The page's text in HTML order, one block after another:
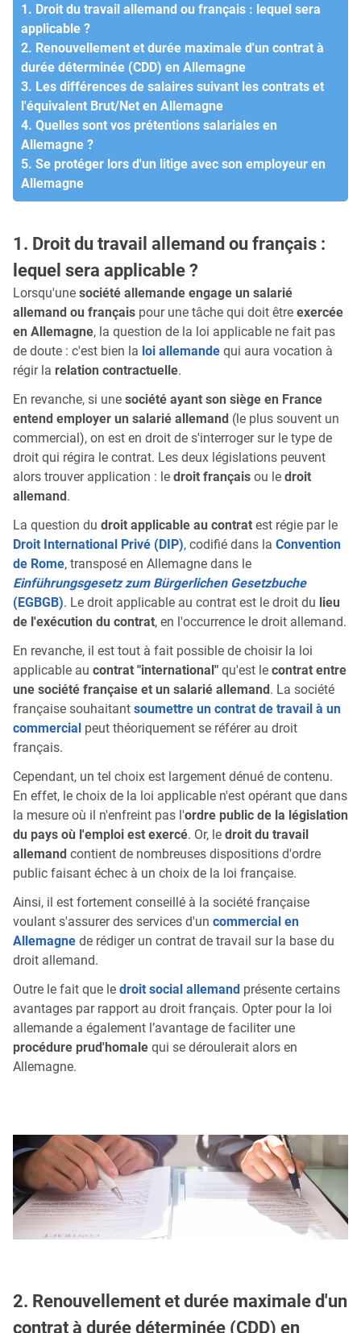
1. Droit du travail allemand ou français : lequel sera
applicable ?
2. Renouvellement et durée maximale d'un contrat à
durée déterminée (CDD) en Allemagne
3. Les différences de salaires suivant les contrats et
l'équivalent Brut/Net en Allemagne
4. Quelles sont vos prétentions salariales en
Allemagne ?
5. Se protéger lors d'un litige avec son employeur en
Allemagne
1. Droit du travail allemand ou français :
lequel sera applicable ?
Lorsqu'une société allemande engage un salarié
allemand ou français pour une tâche qui doit être exercée
en Allemagne, la question de la loi applicable ne fait pas
de doute : c'est bien la loi allemande qui aura vocation à
régir la relation contractuelle.
En revanche, si une société ayant son siège en France
entend employer un salarié allemand (le plus souvent un
commercial), on est en droit de s'interroger sur le type de
droit qui régira le contrat. Les deux législations peuvent
alors trouver application : le droit français ou le droit
allemand.
La question du droit applicable au contrat est régie par le
Droit International Privé (DIP), codifié dans la Convention
de Rome, transposé en Allemagne dans le
Einführungsgesetz zum Bürgerlichen Gesetzbuche
(EGBGB). Le droit applicable au contrat est le droit du lieu
de l'exécution du contrat, en l'occurrence le droit allemand.
En revanche, il est tout à fait possible de choisir la loi
applicable au contrat "international" qu'est le contrat entre
une société française et un salarié allemand. La société
française souhaitant soumettre un contrat de travail à un
commercial peut théoriquement se référer au droit
français.
Cependant, un tel choix est largement dénué de contenu.
En effet, le choix de la loi applicable n'est opérant que dans
la mesure où il n'enfreint pas l'ordre public de la législation
du pays où l'emploi est exercé. Or, le droit du travail
allemand contient de nombreuses dispositions d'ordre
public faisant échec à un choix de la loi française.
Ainsi, il est fortement conseillé à la société française
voulant s'assurer des services d'un commercial en
Allemagne de rédiger un contrat de travail sur la base du
droit allemand.
Outre le fait que le droit social allemand présente certains
avantages par rapport au droit français. Opter pour la loi
allemande a également l’avantage de faciliter une
procédure prud'homale qui se déroulerait alors en
Allemagne.
2. Renouvellement et durée maximale d'un
contrat à durée déterminée (CDD) en